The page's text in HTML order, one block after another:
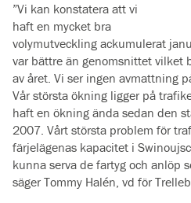
”Vi kan konstatera att vi
haft en mycket bra
volymutveckling ackumulerat
var bättre än genomsnittet vilket
av året. Vi ser ingen avmattning
Vår största ökning ligger på
haft en ökning ända sedan den
2007. Vårt största problem för
färjelägenas kapacitet i
kunna serva de fartyg och anlöp
säger Tommy Halén, vd för